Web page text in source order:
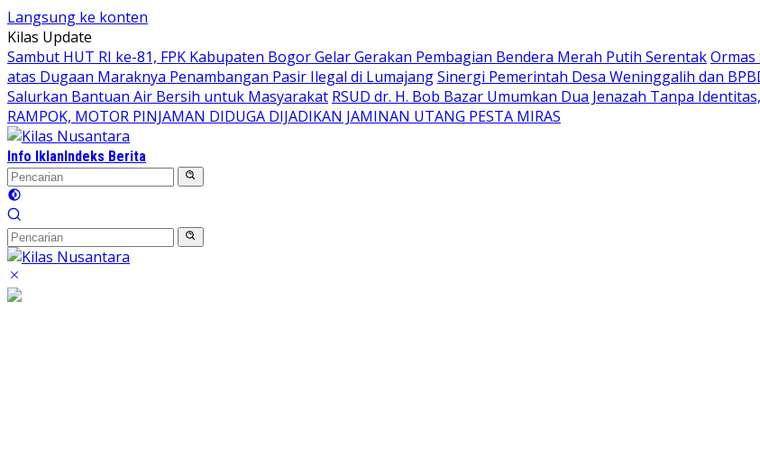
Langsung ke konten
Kilas Update
Sambut HUT RI ke-81, FPK Kabupaten Bogor Gelar Gerakan Pembagian Bendera Merah Putih SerentakOrmas
atas Dugaan Maraknya Penambangan Pasir Ilegal di LumajangSinergi Pemerintah Desa Weninggalih dan
Salurkan Bantuan Air Bersih untuk Masyarakat RSUD dr. H. Bob Bazar Umumkan Dua Jenazah Tanpa
RAMPOK, MOTOR PINJAMAN DIDUGA DIJADIKAN JAMINAN UTANG PESTA MIRAS
Info IklanIndeks Berita